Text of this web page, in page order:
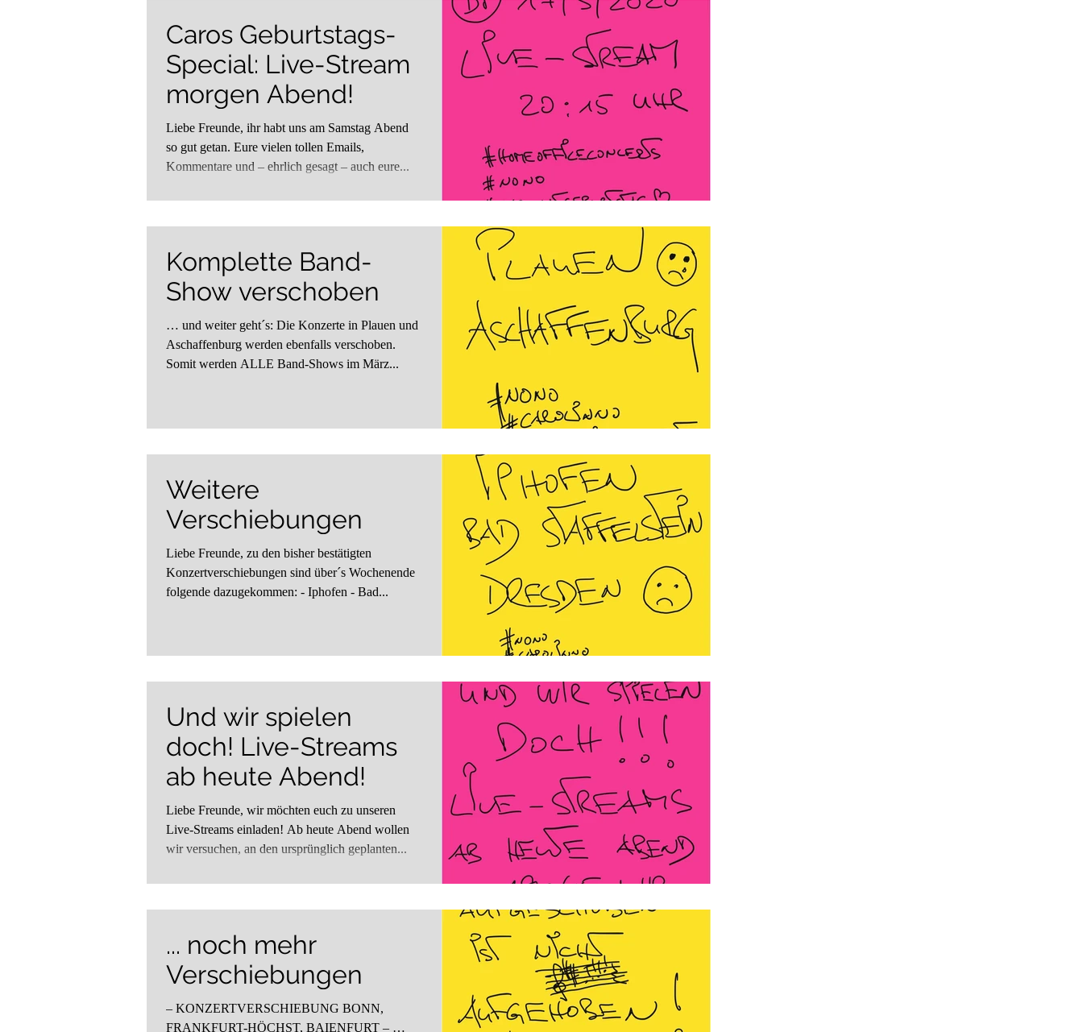
Caros Geburtstags-
Special: Live-Stream
morgen Abend!
Liebe Freunde, ihr habt uns am Samstag Abend
so gut getan. Eure vielen tollen Emails,
Kommentare und – ehrlich gesagt – auch eure...
Komplette Band-
Show verschoben
… und weiter geht´s: Die Konzerte in Plauen und
Aschaffenburg werden ebenfalls verschoben.
Somit werden ALLE Band-Shows im März...
Weitere
Verschiebungen
Liebe Freunde, zu den bisher bestätigten
Konzertverschiebungen sind über´s Wochenende
folgende dazugekommen: - Iphofen - Bad...
Und wir spielen
doch! Live-Streams
ab heute Abend!
Liebe Freunde, wir möchten euch zu unseren
Live-Streams einladen! Ab heute Abend wollen
wir versuchen, an den ursprünglich geplanten...
... noch mehr
Verschiebungen
– KONZERTVERSCHIEBUNG BONN,
FRANKFURT-HÖCHST, BAIENFURT – …